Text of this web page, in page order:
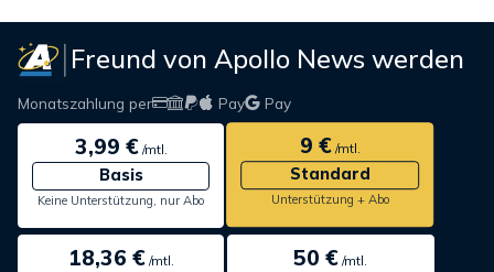
Freund von Apollo News werden
Monatszahlung per Pay Pay
3,99 €/mtl.
Basis
Keine Unterstützung, nur Abo
9 €/mtl.
Standard
Unterstützung + Abo
18,36 €/mtl. 50 € /mtl.